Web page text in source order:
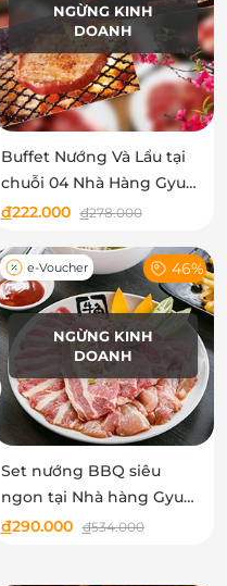
NGỪNG KINH
DOANH
Buffet Nướng Và Lẩu tại
chuỗi 04 Nhà Hàng Gyu
Kaku Hà Nội - Menu Mới -
đ222.000 đ278.000
NGỪNG KINH
DOANH
e-Voucher 46%
Set nướng BBQ siêu
ngon tại Nhà hàng Gyu
Kaku
đ290.000 đ534.000